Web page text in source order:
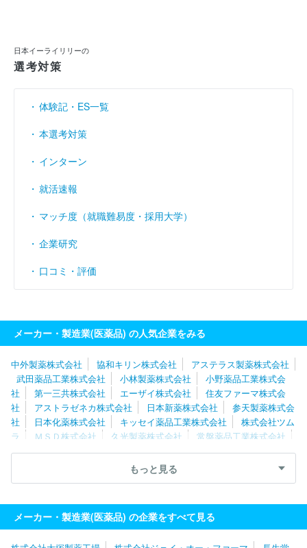
売上伸び率
営業利益率 （％） 8.03 7.86
経常利益率 （％）
日本イーライリリーの
選考対策
体験記・ES一覧
本選考対策
インターン
就活速報
マッチ度（就職難易度・採用大学）
企業研究
口コミ・評価
メーカー・製造業(医薬品) の人気企業をみる
中外製薬株式会社 協和キリン株式会社
アステラス製薬株式会社
武田薬品工業株式会社
小林製薬株式会社
小野薬品工業株式会
社
第一三共株式会社 エーザイ株式会社
住友ファーマ株式会
社
アストラゼネカ株式会社 日本新薬株式会社
参天製薬株式会
社
日本化薬株式会社 キッセイ薬品工業株式会社
株式会社ツム
ラ
ＭＳＤ株式会社 久光製薬株式会社
常盤薬品工業株式会社
あすか製薬株式会社
杏林製薬株式会社
陽進堂ホールディングス
アース製薬株式会社 科研製薬株式会社
千寿製薬株式
会社
ィック株式会社
もっと見る
メーカー・製造業(医薬品) の企業をすべて見る